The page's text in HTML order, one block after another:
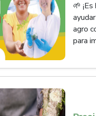
🌱
agro
para